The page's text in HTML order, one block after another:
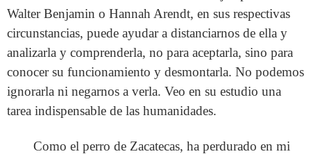
Walter Benjamin o Hannah Arendt, en sus respectivas
circunstancias, puede ayudar a distanciarnos de ella y
analizarla y comprenderla, no para aceptarla, sino para
conocer su funcionamiento y desmontarla. No podemos
ignorarla ni negarnos a verla. Veo en su estudio una
tarea indispensable de las humanidades.
Como el perro de Zacatecas, ha perdurado en mi